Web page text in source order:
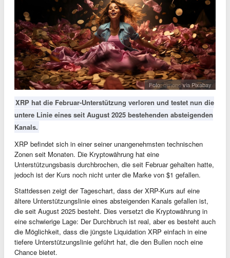
Foto:qimonovia Pixabay
XRP hat die Februar-Unterstützung verloren und testet nun die
untere Linie eines seit August 2025 bestehenden absteigenden
Kanals.
XRP befindet sich in einer seiner unangenehmsten technischen
Zonen seit Monaten. Die Kryptowährung hat eine
Unterstützungsbasis durchbrochen, die seit Februar gehalten hatte,
jedoch ist der Kurs noch nicht unter die Marke von $1 gefallen.
Stattdessen zeigt der Tageschart, dass der XRP-Kurs auf eine
ältere Unterstützungslinie eines absteigenden Kanals gefallen ist,
die seit August 2025 besteht. Dies versetzt die Kryptowährung in
eine schwierige Lage: Der Durchbruch ist real, aber es besteht auch
die Möglichkeit, dass die jüngste Liquidation XRP einfach in eine
tiefere Unterstützungslinie geführt hat, die den Bullen noch eine
Chance bietet.